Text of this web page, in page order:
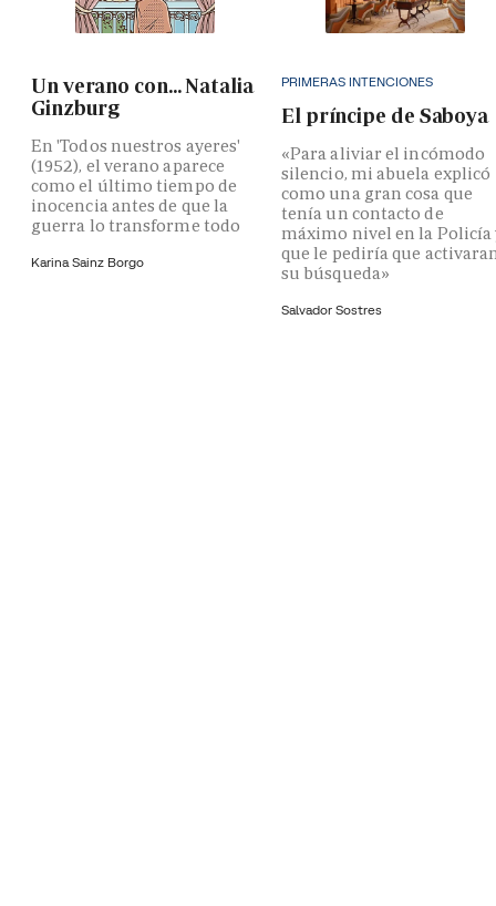
Un verano con... Natalia
Ginzburg
En 'Todos nuestros ayeres'
(1952), el verano aparece
como el último tiempo de
inocencia antes de que la
guerra lo transforme todo
Karina Sainz Borgo
PRIMERAS INTENCIONES
El príncipe de Saboya
«Para aliviar el incómodo
silencio, mi abuela explicó
como una gran cosa que
tenía un contacto de
máximo nivel en la Policía
que le pediría que
su búsqueda»
Salvador Sostres